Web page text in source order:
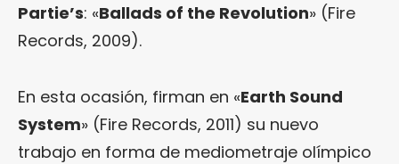
Partie’s: «Ballads of the Revolution» (Fire
Records, 2009).
En esta ocasión, firman en «Earth Sound
System» (Fire Records, 2011) su nuevo
trabajo en forma de mediometraje olímpico